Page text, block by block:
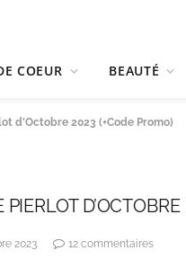
COEUR BEAUTÉ
d’Octobre 2023 (+Code Promo)
2023 12 commentaires